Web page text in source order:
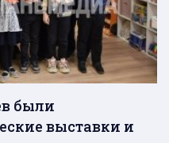
были
выставки и